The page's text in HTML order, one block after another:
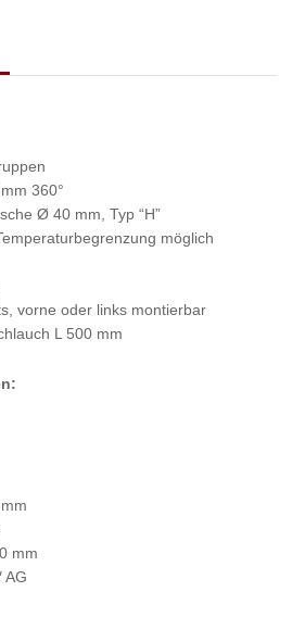
360°
Ø 40 mm, Typ “H”
möglich
vorne oder links montierbar
L 500 mm
mm
AG